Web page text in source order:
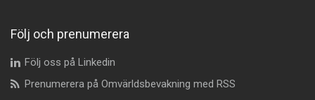
Följ och prenumerera
Följ oss på Linkedin
Prenumerera på Omvärldsbevakning med RSS